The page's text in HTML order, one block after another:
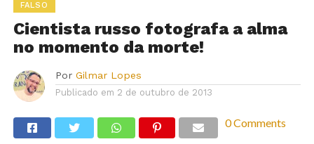
FALSO
Cientista russo fotografa a alma
no momento da morte!
Por Gilmar Lopes
Publicado em 2 de outubro de 2013
0 Comments